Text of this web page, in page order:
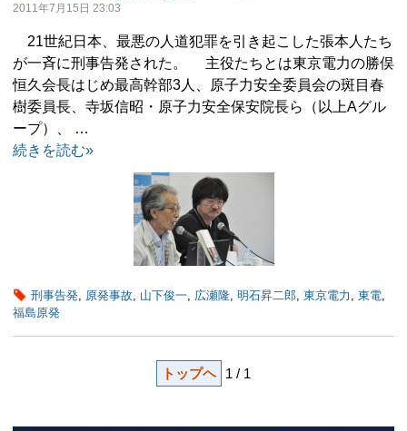
2011年7月15日 23:03
21世紀日本、最悪の人道犯罪を引き起こした張本人たち
が一斉に刑事告発された。 主役たちとは東京電力の勝俣
恒久会長はじめ最高幹部3人、原子力安全委員会の斑目春
樹委員長、寺坂信昭・原子力安全保安院長ら（以上Aグル
ープ）、 …
続きを読む»
刑事告発, 原発事故, 山下俊一, 広瀬隆, 明石昇二郎, 東京電力 , 東電,
福島原発
トップヘ 1 / 1